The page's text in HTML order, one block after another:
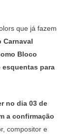
que já fazem
Carnaval
Bloco
esquentas para
no dia 03 de
a confirmação
compositor e